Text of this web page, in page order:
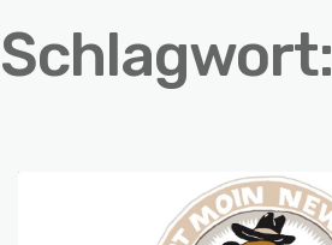
Schlagwort: